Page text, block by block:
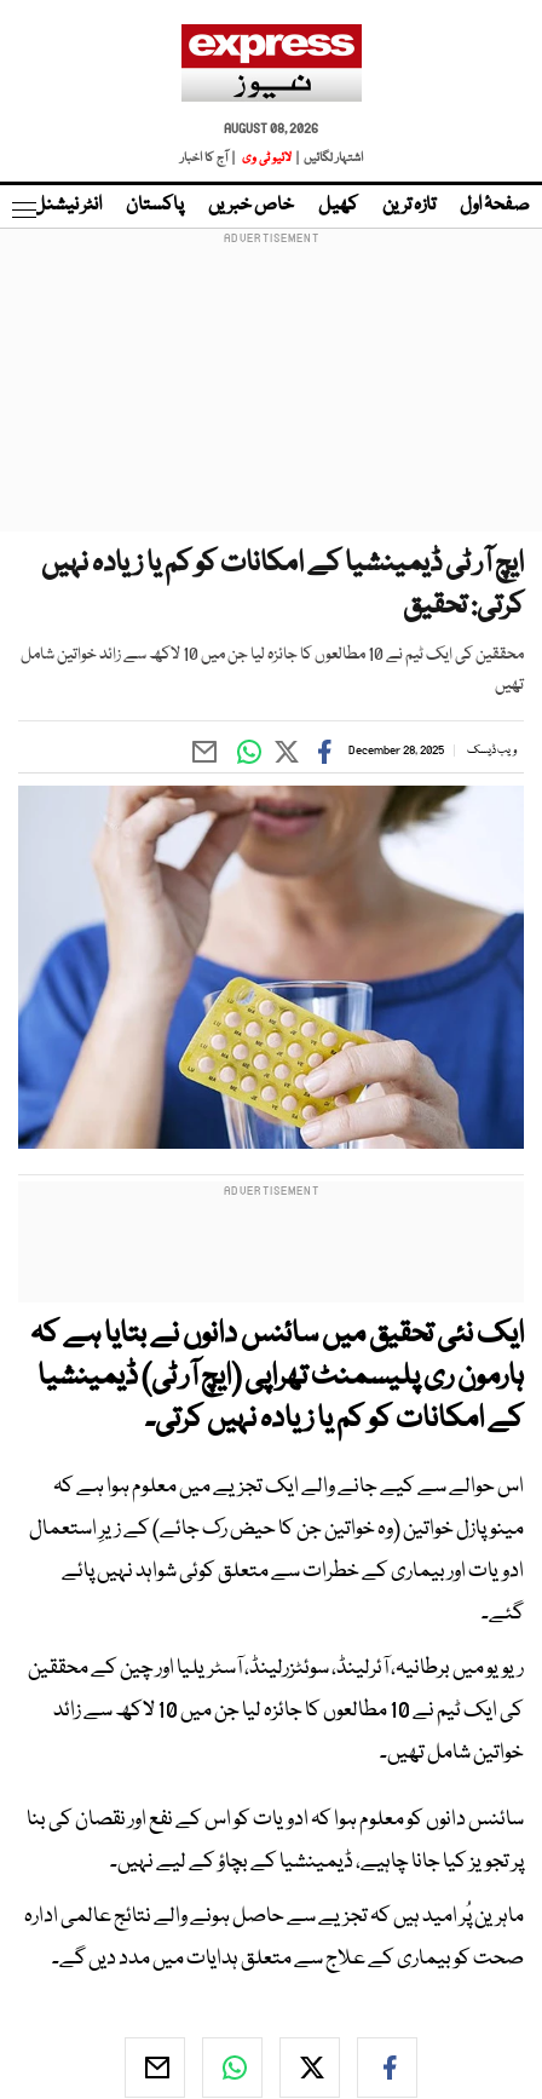
AUGUST 08, 2026
اشتہار لگائیں |
لائیو ٹی وی | آج کا اخبار
صفحۂ اول تازہ ترین کھیل خاص خبریں پاکستان انٹر نیشنل
ایچ آر ٹی ڈیمینشیا کے امکانات کو کم یا زیادہ نہیں
کرتی: تحقیق
محققین کی ایک ٹیم نے 10 مطالعوں کا جائزہ لیا جن میں 10 لاکھ سے زائد خواتین شامل
تھیں
ویب ڈیسک December 28, 2025
ایک نئی تحقیق میں سائنس دانوں نے بتایا ہے کہ
ہارمون ری پلیسمنٹ تھراپی (ایچ آر ٹی) ڈیمینشیا
کے امکانات کو کم یا زیادہ نہیں کرتی۔
اس حوالے سے کیے جانے والے ایک تجزیے میں معلوم ہوا ہے کہ
مینوپازل خواتین (وہ خواتین جن کا حیض رک جائے) کے زیرِ استعمال
ادویات اور بیماری کے خطرات سے متعلق کوئی شواہد نہیں پائے
گئے۔
ریویو میں برطانیہ، آئرلینڈ، سوئٹزرلینڈ، آسٹریلیا اور چین کے محققین
کی ایک ٹیم نے 10 مطالعوں کا جائزہ لیا جن میں 10 لاکھ سے زائد
خواتین شامل تھیں۔
سائنس دانوں کو معلوم ہوا کہ ادویات کو اس کے نفع اور نقصان کی بنا
پر تجویز کیا جانا چاہیے، ڈیمینشیا کے بچاؤ کے لیے نہیں۔
ماہرین پُر امید ہیں کہ تجزیے سے حاصل ہونے والے نتائج عالمی ادارہ
صحت کو بیماری کے علاج سے متعلق ہدایات میں مدد دیں گے۔